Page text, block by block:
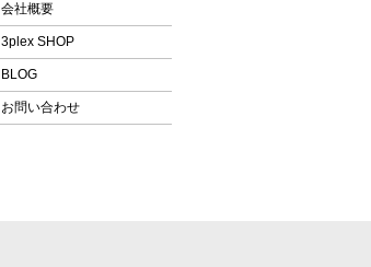
会社概要
3plex SHOP
BLOG
お問い合わせ